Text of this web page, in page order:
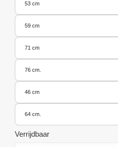
53 cm
59 cm
71 cm
76 cm.
46 cm
64 cm.
Verrijdbaar